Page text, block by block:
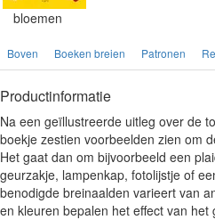
bloemen
Boven Boeken breien Patronen
Productinformatie
Na een geïllustreerde uitleg over de
boekje zestien voorbeelden zien om
Het gaat dan om bijvoorbeeld een
geurzakje, lampenkap, fotolijstje of
benodigde breinaalden varieert van
en kleuren bepalen het effect van het